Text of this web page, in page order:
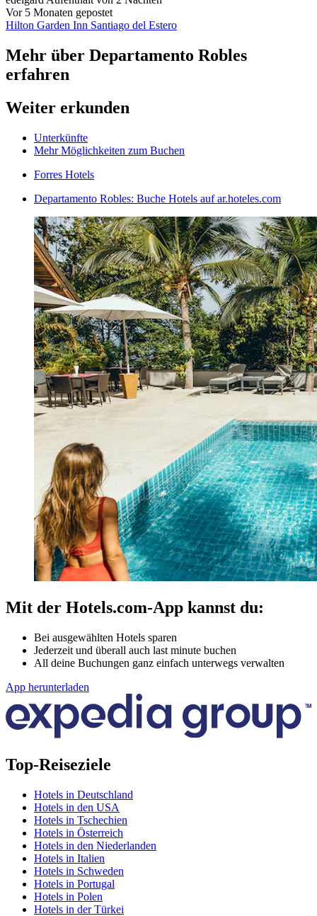
Vor 5 Monaten gepostet
Hilton Garden Inn Santiago del Estero
Mehr über Departamento Robles
erfahren
Weiter erkunden
Unterkünfte
Mehr Möglichkeiten zum Buchen
Forres Hotels
Departamento Robles: Buche Hotels auf ar.hoteles.com
Mit der Hotels.com-App kannst du:
Bei ausgewählten Hotels sparen
Jederzeit und überall auch last minute buchen
All deine Buchungen ganz einfach unterwegs verwalten
App herunterladen
Top-Reiseziele
Hotels in Deutschland
Hotels in den USA
Hotels in Tschechien
Hotels in Österreich
Hotels in den Niederlanden
Hotels in Italien
Hotels in Schweden
Hotels in Portugal
Hotels in Polen
Hotels in der Türkei